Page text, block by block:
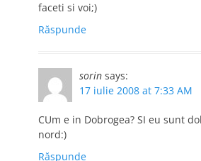
faceti si voi;)
Răspunde
sorin says:
17 iulie 2008 at 7:33 AM
CUm e in Dobrogea? SI eu sunt
nord:)
Răspunde